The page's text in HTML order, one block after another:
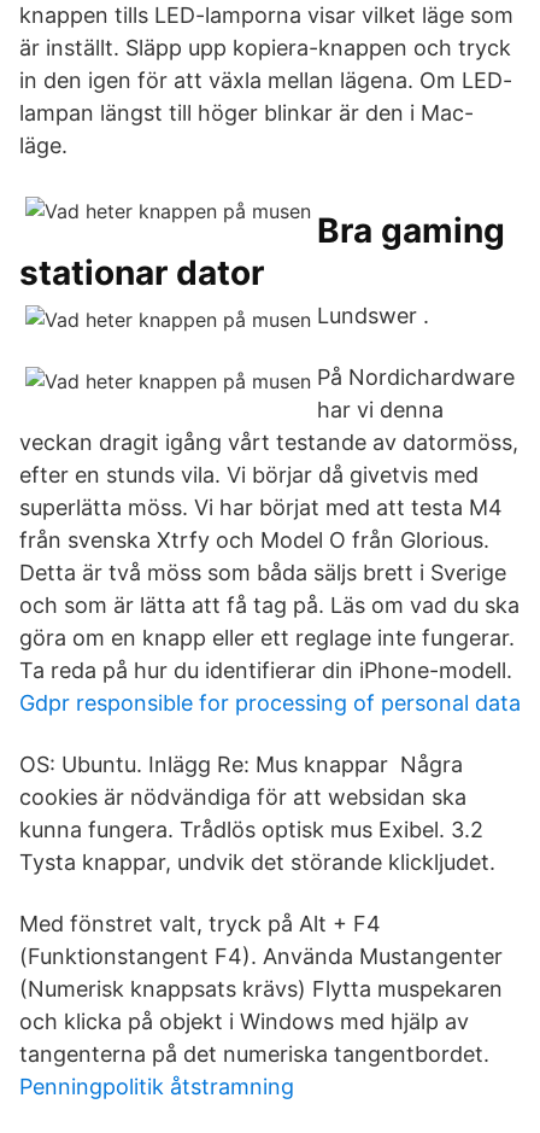
knappen tills LED-lamporna visar vilket läge som
är inställt. Släpp upp kopiera-knappen och tryck
in den igen för att växla mellan lägena. Om LED-
lampan längst till höger blinkar är den i Mac-
läge.
Bra gaming
stationar dator
Lundswer .
På Nordichardware
har vi denna
veckan dragit igång vårt testande av datormöss,
efter en stunds vila. Vi börjar då givetvis med
superlätta möss. Vi har börjat med att testa M4
från svenska Xtrfy och Model O från Glorious.
Detta är två möss som båda säljs brett i Sverige
och som är lätta att få tag på. Läs om vad du ska
göra om en knapp eller ett reglage inte fungerar.
Ta reda på hur du identifierar din iPhone-modell.
Gdpr responsible for processing of personal data
OS: Ubuntu. Inlägg Re: Mus knappar Några
cookies är nödvändiga för att websidan ska
kunna fungera. Trådlös optisk mus Exibel. 3.2
Tysta knappar, undvik det störande klickljudet.
Med fönstret valt, tryck på Alt + F4
(Funktionstangent F4). Använda Mustangenter
(Numerisk knappsats krävs) Flytta muspekaren
och klicka på objekt i Windows med hjälp av
tangenterna på det numeriska tangentbordet.
Penningpolitik åtstramning